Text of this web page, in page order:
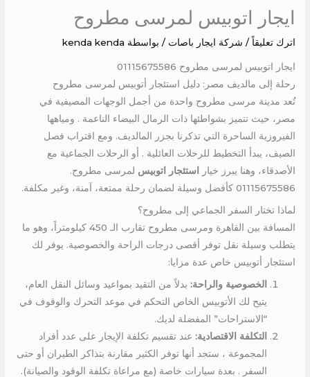
ايجار اتوبيس لمرسى مطروح
اترك تعليقاً / شركة ايجار باصات / بواسطة kenda kenda
ايجار اتوبيس لمرسى مطروح 01115675586
رحلة إلى مالديف مصر: دليل استئجار أتوبيس لمرسى مطروح
تُعد مدينة مرسى مطروح واحدة من أجمل الوجهات المصيفية في
مصر، حيث تتميز بشواطئها ذات الرمال البيضاء الناعمة . ومياهها
الفيروزية الساحرة التي تذكرنا بجزر المالديف. ومع اقتراب فصل
الصيف، يبدأ التخطيط للرحلات العائلية . أو الرحلات الجماعية مع
الأصدقاء، وهنا يبرز خيار
استئجار اتوبيس لمرسى مطروح.
01115675586 كأفضل وسيلة لضمان رحلة ممتعة، آمنة، وغير مكلفة.
لماذا تختار السفر الجماعي إلى مطروح؟
المسافة بين القاهرة ومرسى مطروح تقارب الـ 450 كيلومتراً، وهو ما
يتطلب وسيلة نقل توفر أقصى درجات الراحة والخصوصية. يوفر لك
استئجار أتوبيس خاص عدة مزايا:
الخصوصية والراحة: بدلاً من التقيد بمواعيد وسائل النقل العام،
يتيح لك الأتوبيس الخاص التحكم في موعد التحرك والوقوف في
“الاستراحات” المفضلة لديك.
التكلفة الاقتصادية: عند تقسيم تكلفة الإيجار على عدد أفراد
المجموعة ، ستجد أنها توفر الكثير مقارنة بتذاكر الطيران أو حتى
السفر . بعدة سيارات خاصة (مع مراعاة تكلفة الوقود والصيانة).